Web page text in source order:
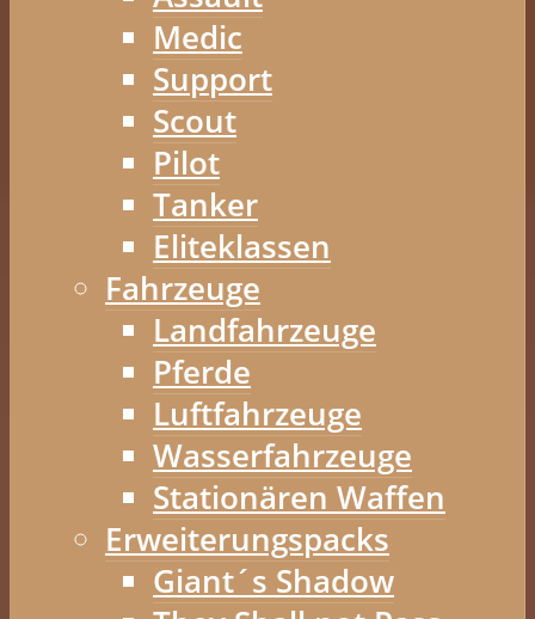
Medic
Support
Scout
Pilot
Tanker
Eliteklassen
Fahrzeuge
Landfahrzeuge
Pferde
Luftfahrzeuge
Wasserfahrzeuge
Stationären Waffen
Erweiterungspacks
Giant´s Shadow